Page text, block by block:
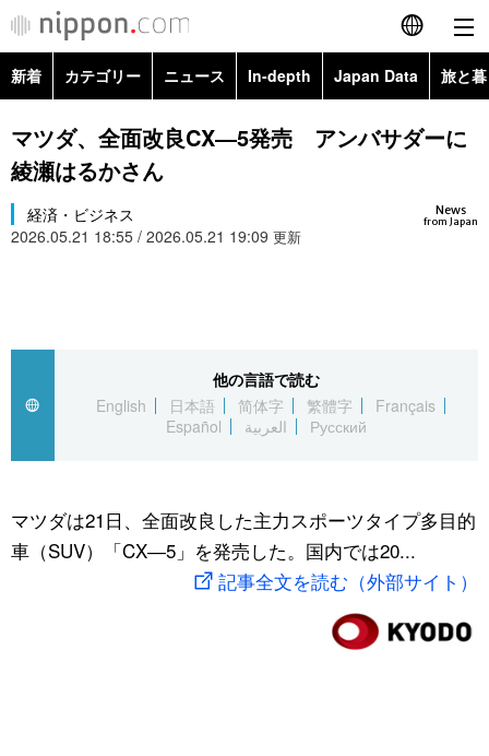
English
简体字
Русский
カテゴリー
国際
社会
文化
アーカイブ
Japan Data
旅と暮らし
動画/Live
新着 カテゴリー ニュース In-depth Japan Data 旅と
政治・外交
経済・ビジネス
国際・海外
文化
科学・技術
暮らし
スポーツ・東京2020
Topics
マツダ、全面改良CX―5発売 アンバサダーに
綾瀬はるかさん
News
from Japan
経済・ビジネス
2026.05.21 18:55 / 2026.05.21 19:09 更新
他の言語で読む
English
日本語 简体字 繁體字
Français
Español
العربية Русский
マツダは21日、全面改良した主力スポーツタイプ多目的
車（SUV）「CX―5」を発売した。国内では20...
記事全文を読む（外部サイト）